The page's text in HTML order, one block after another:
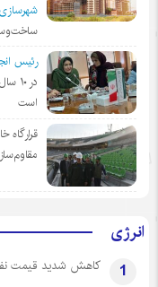
رئیس
در
است
قرارگاه
انرژی
1 کاهش شدید قیمت